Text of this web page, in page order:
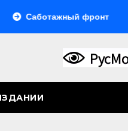
фронт